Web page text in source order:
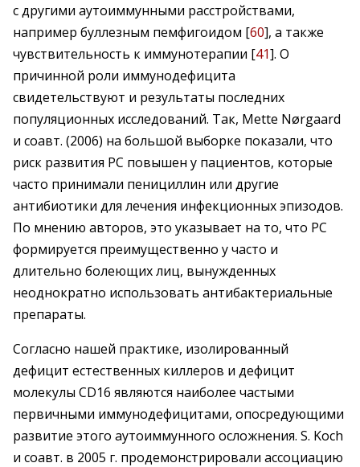
с другими аутоиммунными расстройствами,
например буллезным пемфигоидом [60], а также
чувствительность к иммунотерапии [41]. О
причинной роли иммунодефицита
свидетельствуют и результаты последних
популяционных исследований. Так, Mette Nørgaard
и соавт. (2006) на большой выборке показали, что
риск развития РС повышен у пациентов, которые
часто принимали пенициллин или другие
антибиотики для лечения инфекционных эпизодов.
По мнению авторов, это указывает на то, что РС
формируется преимущественно у часто и
длительно болеющих лиц, вынужденных
неоднократно использовать антибактериальные
препараты.
Согласно нашей практике, изолированный
дефицит естественных киллеров и дефицит
молекулы CD16 являются наиболее частыми
первичными иммунодефицитами, опосредующими
развитие этого аутоиммунного осложнения. S. Koch
и соавт. в 2005 г. продемонстрировали ассоциацию